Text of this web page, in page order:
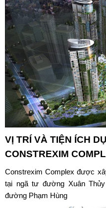
VỊ TRÍ VÀ TIỆN ÍCH
CONSTREXIM
Constrexim Complex được
tại ngã tư đường Xuân
đường Phạm Hùng